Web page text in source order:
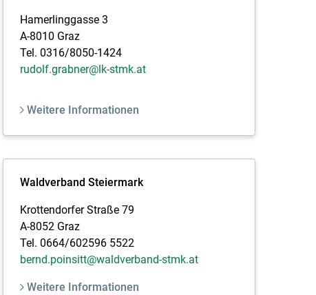
Hamerlinggasse 3
A-8010 Graz
Tel. 0316/8050-1424
rudolf.grabner@lk-stmk.at
Weitere Informationen
Waldverband Steiermark
Krottendorfer Straße 79
A-8052 Graz
Tel. 0664/602596 5522
bernd.poinsitt@waldverband-stmk.at
Weitere Informationen